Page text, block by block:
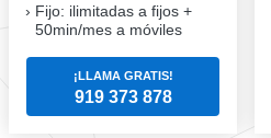
Fijo: ilimitadas a fijos +
50min/mes a móviles
¡LLAMA GRATIS!
919 373 878